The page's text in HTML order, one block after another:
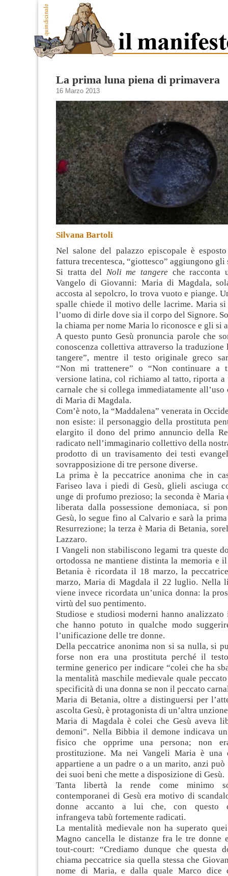
La prima luna piena di primavera
16 Marzo 2013
Silvana Bartoli
Nel salone del palazzo episcopale è
fattura trecentesca, “giottesco” aggiungono gli
Si tratta del Noli me tangere che racconta
Vangelo di Giovanni: Maria di Magdala,
accosta al sepolcro, lo trova vuoto e piange.
spalle chiede il motivo delle lacrime. Maria
l’uomo di dirle dove sia il corpo del Signore.
la chiama per nome Maria lo riconosce e gli si
A questo punto Gesù pronuncia parole che
conoscenza collettiva attraverso la
tangere”, mentre il testo originale greco
“Non mi trattenere” o “Non continuare a
versione latina, col richiamo al tatto, riporta a
carnale che si collega immediatamente all’uso
di Maria di Magdala.
Com’è noto, la “Maddalena” venerata in
non esiste: il personaggio della prostituta
elargito il dono del primo annuncio della
radicato nell’immaginario collettivo della
prodotto di un travisamento dei testi
sovrapposizione di tre persone diverse.
La prima è la peccatrice anonima che in
Fariseo lava i piedi di Gesù, glieli asciuga
unge di profumo prezioso; la seconda è Maria
liberata dalla possessione demoniaca, si
Gesù, lo segue fino al Calvario e sarà la
Resurrezione; la terza è Maria di Betania,
Lazzaro.
I Vangeli non stabiliscono legami tra queste
ortodossa ne mantiene distinta la memoria e
Betania è ricordata il 18 marzo, la
marzo, Maria di Magdala il 22 luglio. Nella
viene invece ricordata un’unica donna: la
virtù del suo pentimento.
Studiose e studiosi moderni hanno
che hanno potuto in qualche modo
l’unificazione delle tre donne.
Della peccatrice anonima non si sa nulla, si
forse non era una prostituta perché il
termine generico per indicare “colei che ha
la mentalità maschile medievale quale
specificità di una donna se non il peccato
Maria di Betania, oltre a distinguersi per
ascolta Gesù, è protagonista di un’altra
Maria di Magdala è colei che Gesù aveva
demoni”. Nella Bibbia il demone indicava
fisico che opprime una persona; non
prostituzione. Ma nei Vangeli Maria è una
appartiene a un padre o a un marito, anzi
dei suoi beni che mette a disposizione di Gesù.
Tanta libertà la rende come minimo
contemporanei di Gesù era motivo di
donne accanto a lui che, con questo
infrangeva tabù fortemente radicati.
La mentalità medievale non ha superato
Magno cancella le distanze fra le tre donne
tout-court: “Crediamo dunque che questa
chiama peccatrice sia quella stessa che
nome di Maria, e dalla quale Marco dice